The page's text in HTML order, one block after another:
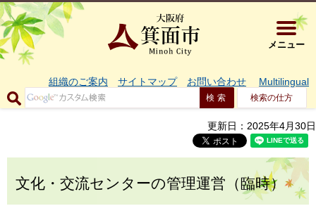
大阪府箕
メニュー
組織のご案内 サイトマップ お問い合わせ Multilingual
検索の仕方
更新日：2025年4月30日
文化・交流センターの管理運営（臨時）